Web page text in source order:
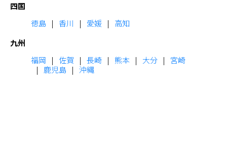
四国
徳島
香川 愛媛
高知
九州
福岡
佐賀 長崎 熊本 大分
宮崎
鹿児島
沖縄